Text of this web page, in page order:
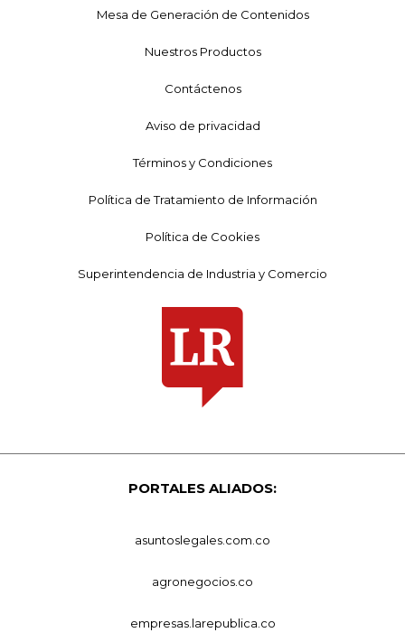
Mesa de Generación de Contenidos
Nuestros Productos
Contáctenos
Aviso de privacidad
Términos y Condiciones
Política de Tratamiento de Información
Política de Cookies
Superintendencia de Industria y Comercio
PORTALES ALIADOS:
asuntoslegales.com.co
agronegocios.co
empresas.larepublica.co